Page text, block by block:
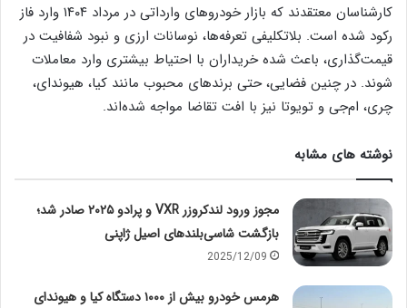
کارشناسان معتقدند که بازار خودروهای وارداتی در مرداد ۱۴۰۴ وارد فاز
رکود شده است. بلاتکلیفی تعرفه‌ها، نوسانات ارزی و نبود شفافیت در
قیمت‌گذاری، باعث شده خریداران با احتیاط بیشتری وارد معاملات
شوند. در چنین فضایی، حتی برندهای محبوب مانند کیا، هیوندای،
چری، ام‌جی و تویوتا نیز با افت تقاضا مواجه شده‌اند.
نوشته های مشابه
مجوز ورود لندکروزر VXR و پرادو ۲۰۲۵ صادر شد؛
بازگشت شاسی‌بلندهای اصیل ژاپنی
2025/12/09
هرمس خودرو بیش از ۱۰۰۰ دستگاه کیا و هیوندای